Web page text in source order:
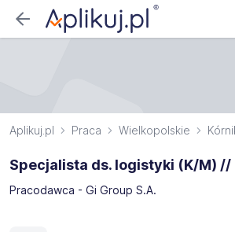
Aplikuj.pl Praca Wielkopolskie
Specjalista ds. logistyki (K/M) //
Pracodawca - Gi Group S.A.